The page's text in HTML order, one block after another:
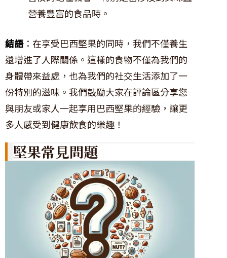
營養豐富的食品時。
結語：在享受巴西堅果的同時，我們不僅養生
還增進了人際關係。這樣的食物不僅為我們的
身體帶來益處，也為我們的社交生活添加了一
份特別的滋味。我們鼓勵大家在評論區分享您
與朋友或家人一起享用巴西堅果的經驗，讓更
多人感受到健康飲食的樂趣！
堅果常見問題